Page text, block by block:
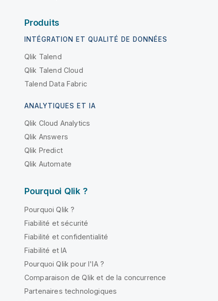
Produits
INTÉGRATION ET QUALITÉ DE DONNÉES
Qlik Talend
Qlik Talend Cloud
Talend Data Fabric
ANALYTIQUES ET IA
Qlik Cloud Analytics
Qlik Answers
Qlik Predict
Qlik Automate
Pourquoi Qlik ?
Pourquoi Qlik ?
Fiabilité et sécurité
Fiabilité et confidentialité
Fiabilité et IA
Pourquoi Qlik pour l'IA ?
Comparaison de Qlik et de la concurrence
Partenaires technologiques